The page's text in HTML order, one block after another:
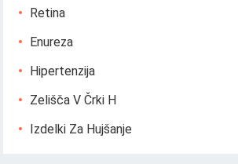
Retina
Enureza
Hipertenzija
Zelišča V Črki H
Izdelki Za Hujšanje